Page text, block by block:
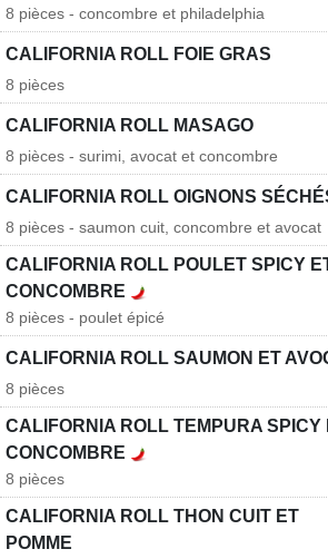
8 pièces - concombre et philadelphia
CALIFORNIA ROLL FOIE GRAS
8 pièces
CALIFORNIA ROLL MASAGO
8 pièces - surimi, avocat et concombre
CALIFORNIA ROLL OIGNONS
8 pièces - saumon cuit, concombre et avocat
CALIFORNIA ROLL POULET SPICY
CONCOMBRE
8 pièces - poulet épicé
CALIFORNIA ROLL SAUMON ET
8 pièces
CALIFORNIA ROLL TEMPURA SPICY
CONCOMBRE
8 pièces
CALIFORNIA ROLL THON CUIT ET
POMME